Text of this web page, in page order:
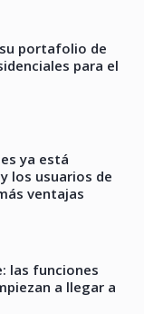
portafolio de
para el
ya está
los usuarios de
ventajas
las funciones
a llegar a